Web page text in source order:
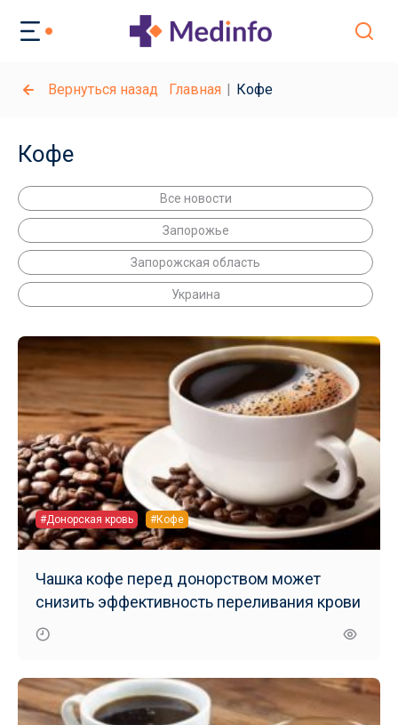
Вернуться назад Главная Кофе
Кофе
Все новости
Запорожье
Запорожская область
Украина
#Донорская кровь #Кофе
Чашка кофе перед донорством может
снизить эффективность переливания крови